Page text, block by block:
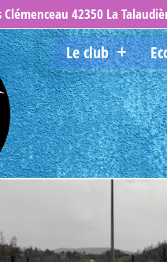
Clémenceau 42350 La
Le club